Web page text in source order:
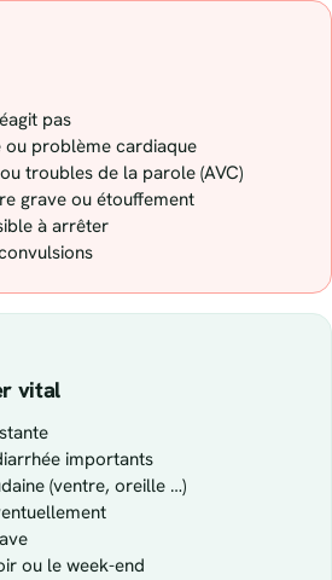
pas
ou problème cardiaque
troubles de la parole (AVC)
grave ou étouffement
à arrêter
vital
importants
(ventre, oreille …)
ou le week-end